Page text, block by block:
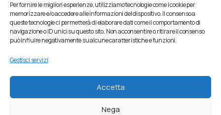
Per fornire le migliori esperienze, utilizziamo tecnologie come i cookie per
memorizzare e/o accedere alle informazioni del dispositivo. Il consenso a
queste tecnologie ci permetterà di elaborare dati come il comportamento di
navigazione o ID unici su questo sito. Non acconsentire o ritirare il consenso
può influire negativamente su alcune caratteristiche e funzioni.
Gestisci servizi
Accetta
Nega